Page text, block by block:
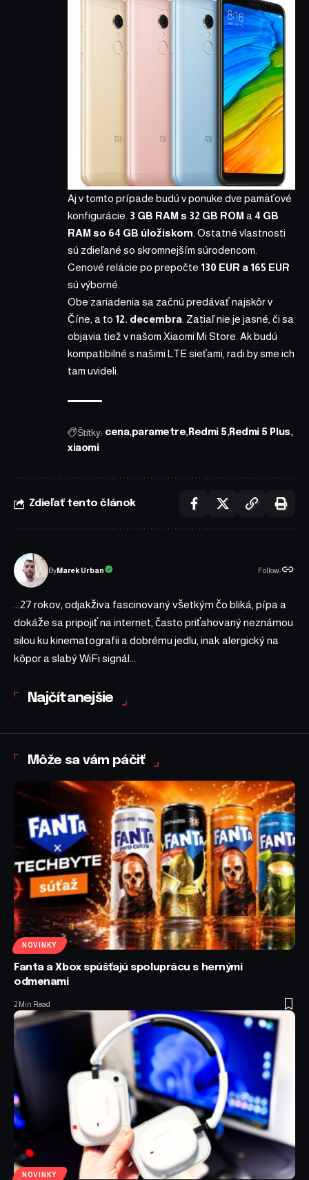
Aj v tomto prípade budú v ponuke dve pamäťové
konfigurácie. 3 GB RAM s 32 GB ROM a 4 GB
RAM so 64 GB úložiskom. Ostatné vlastnosti
sú zdieľané so skromnejším súrodencom.
Cenové relácie po prepočte 130 EUR a 165 EUR
sú výborné.
Obe zariadenia sa začnú predávať najskôr v
Číne, a to 12. decembra. Zatiaľ nie je jasné, či sa
objavia tiež v našom Xiaomi Mi Store. Ak budú
kompatibilné s našimi LTE sieťami, radi by sme ich
tam uvideli.
Štítky: cena parametre Redmi 5 Redmi 5 Plus
xiaomi
Zdieľať tento článok
ByMarek Urban Follow:
...27 rokov, odjakživa fascinovaný všetkým čo bliká, pípa a
dokáže sa pripojiť na internet, často priťahovaný neznámou
silou ku kinematografii a dobrému jedlu, inak alergický na
kôpor a slabý WiFi signál...
Najčítanejšie
Môže sa vám páčiť
NOVINKY
Fanta a Xbox spúšťajú spoluprácu s hernými
odmenami
2 Min Read
NOVINKY